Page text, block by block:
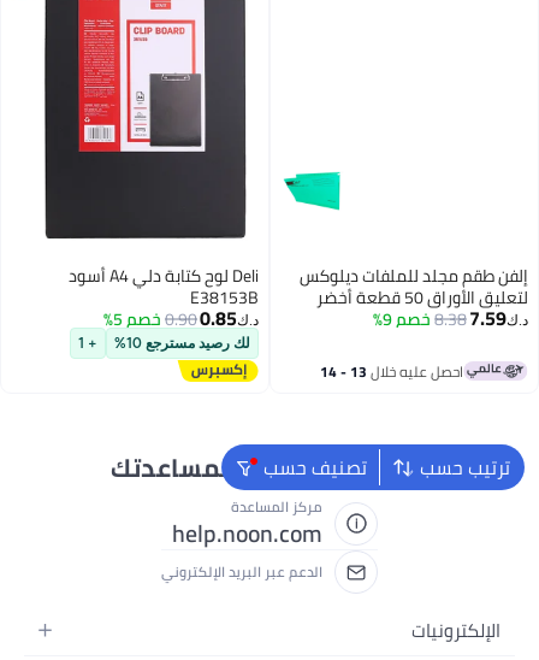
إلفن طقم مجلد للملفات ديلوكس
لتعليق الأوراق 50 قطعة أخضر
د.ك‏7.59
8.38خصم 9%
احصل عليه خلال 13 - 14
Deli لوح كتابة دلي A4 أسود
E38153B
د.ك‏0.85
0.90خصم 5%
لك رصيد مسترجع 10% + 1
ترتيب حسب تصنيف حسب
نحن دائماً جاهزون لمساعدتك
مركز المساعدة
help.noon.com
الدعم عبر البريد الإلكتروني
الإلكترونيات